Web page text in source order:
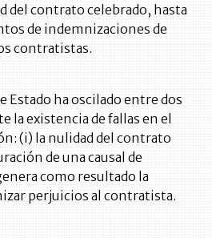
del contrato celebrado, hasta
de indemnizaciones de
contratistas.
Estado ha oscilado entre dos
la existencia de fallas en el
(i) la nulidad del contrato
de una causal de
como resultado la
perjuicios al contratista.